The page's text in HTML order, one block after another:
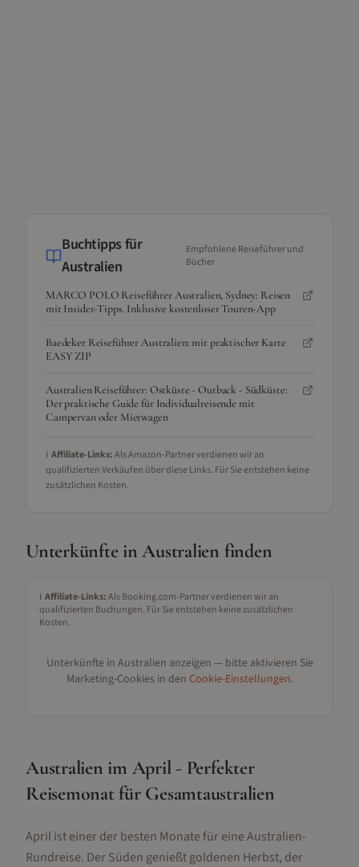
Buchtipps für
Australien
Empfohlene Reiseführer und
Bücher
MARCO POLO Reiseführer Australien, Sydney: Reisen
mit Insider-Tipps. Inklusive kostenloser Touren-App
Baedeker Reiseführer Australien: mit praktischer Karte
EASY ZIP
Australien Reiseführer: Ostküste - Outback - Südküste:
Der praktische Guide für Individualreisende mit
Campervan oder Mietwagen
ℹ️ Affiliate-Links:Als Amazon-Partner verdienen wir an
qualifizierten Verkäufen über diese Links. Für Sie entstehen keine
zusätzlichen Kosten.
Unterkünfte inAustralien finden
ℹ️ Affiliate-Links:Als Booking.com-Partner verdienen wir an
qualifizierten Buchungen. Für Sie entstehen keine zusätzlichen
Kosten.
Unterkünfte in Australien anzeigen — bitte aktivieren Sie
Marketing-Cookies in den Cookie-Einstellungen.
Australien im April - Perfekter
Reisemonat für Gesamtaustralien
April ist einer der besten Monate für eine Australien-
Rundreise. Der Süden genießt goldenen Herbst, der